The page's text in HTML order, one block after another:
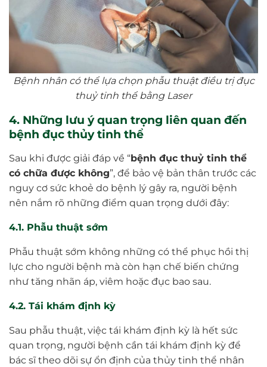
Bệnh nhân có thể lựa chọn phẫu thuật điều trị đục
thuỷ tinh thể bằng Laser
4. Những lưu ý quan trọng liên quan đến
bệnh đục thủy tinh thể
Sau khi được giải đáp về “bệnh đục thuỷ tinh thể
có chữa được không”, để bảo vệ bản thân trước các
nguy cơ sức khoẻ do bệnh lý gây ra, người bệnh
nên nắm rõ những điểm quan trọng dưới đây:
4.1. Phẫu thuật sớm
Phẫu thuật sớm không những có thể phục hồi thị
lực cho người bệnh mà còn hạn chế biến chứng
như tăng nhãn áp, viêm hoặc đục bao sau.
4.2. Tái khám định kỳ
Sau phẫu thuật, việc tái khám định kỳ là hết sức
quan trọng, người bệnh cần tái khám định kỳ để
bác sĩ theo dõi sự ổn định của thủy tinh thể nhân